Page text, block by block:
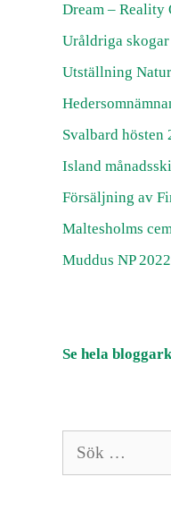
Dream –
Uråldriga
Utställning
Svalbard hösten
Island
Försäljning av
Maltesholms
Muddus NP
Se hela
Sök